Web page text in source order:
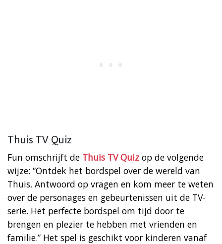
Thuis TV Quiz
Fun omschrijft de Thuis TV Quiz op de volgende
wijze: “Ontdek het bordspel over de wereld van
Thuis. Antwoord op vragen en kom meer te weten
over de personages en gebeurtenissen uit de TV-
serie. Het perfecte bordspel om tijd door te
brengen en plezier te hebben met vrienden en
familie.” Het spel is geschikt voor kinderen vanaf